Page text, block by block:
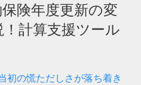
保険年度更新の変
計算支援ツール
初の慌ただしさが落ち着き